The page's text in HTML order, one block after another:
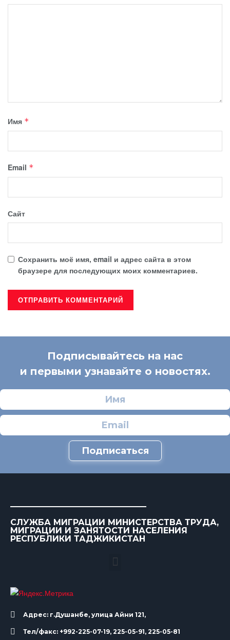
Имя *
Email *
Сайт
Сохранить моё имя, email и адрес сайта в этом
браузере для последующих моих комментариев.
Подписывайтесь на нас
и первыми узнавайте о новостях.
Подписаться
СЛУЖБА МИГРАЦИИ МИНИСТЕРСТВА ТРУДА,
МИГРАЦИИ И ЗАНЯТОСТИ НАСЕЛЕНИЯ
РЕСПУБЛИКИ ТАДЖИКИСТАН
Адрес: г.Душанбе, улица Айни 121,
Тел/факс: +992-225-07-19, 225-05-91, 225-05-81